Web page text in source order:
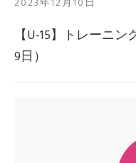
【U-15】トレーニン
9日）